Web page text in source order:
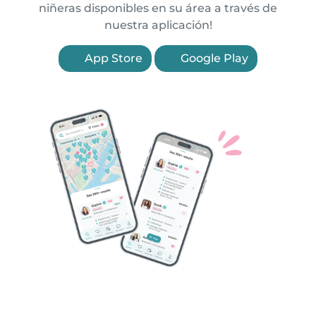
niñeras disponibles en su área a través de
nuestra aplicación!
App Store Google Play